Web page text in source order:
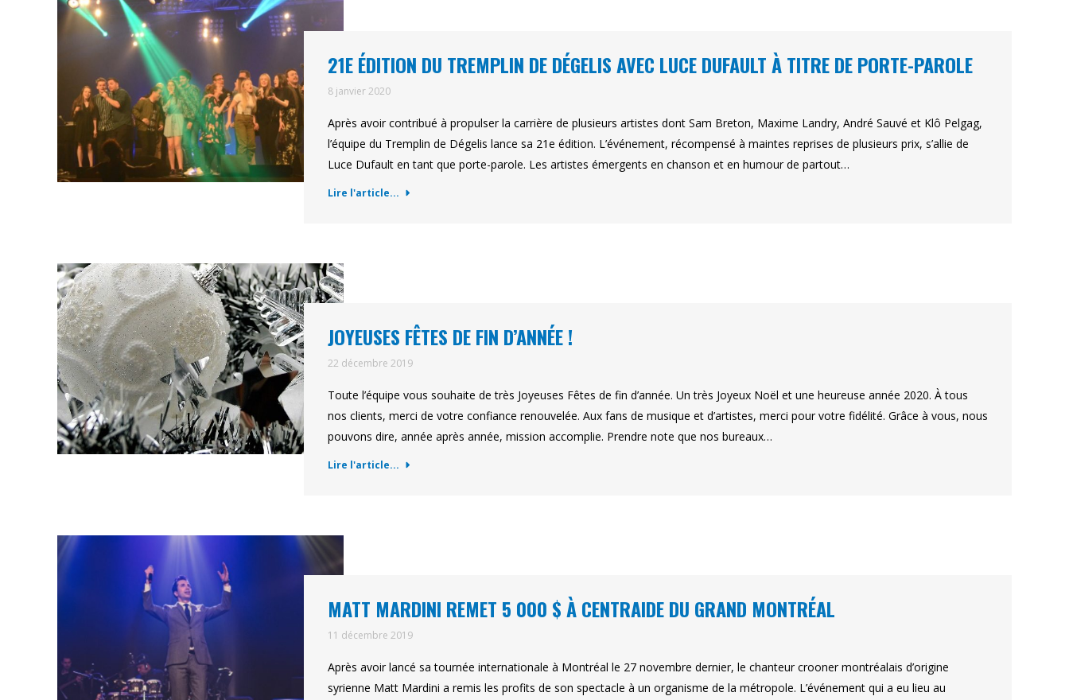
21E ÉDITION DU TREMPLIN DE DÉGELIS AVEC LUCE DUFAULT À TITRE DE PORTE-PAROLE
8 janvier 2020
Après avoir contribué à propulser la carrière de plusieurs artistes dont Sam Breton, Maxime Landry, André Sauvé et Klô Pelgag,
l’équipe du Tremplin de Dégelis lance sa 21e édition. L’événement, récompensé à maintes reprises de plusieurs prix, s’allie de
Luce Dufault en tant que porte-parole. Les artistes émergents en chanson et en humour de partout…
Lire l'article...
JOYEUSES FÊTES DE FIN D’ANNÉE !
22 décembre 2019
Toute l’équipe vous souhaite de très Joyeuses Fêtes de fin d’année. Un très Joyeux Noël et une heureuse année 2020. À tous
nos clients, merci de votre confiance renouvelée. Aux fans de musique et d’artistes, merci pour votre fidélité. Grâce à vous, nous
pouvons dire, année après année, mission accomplie. Prendre note que nos bureaux…
Lire l'article...
MATT MARDINI REMET 5 000 $ À CENTRAIDE DU GRAND MONTRÉAL
11 décembre 2019
Après avoir lancé sa tournée internationale à Montréal le 27 novembre dernier, le chanteur crooner montréalais d’origine
syrienne Matt Mardini a remis les profits de son spectacle à un organisme de la métropole. L’événement qui a eu lieu au